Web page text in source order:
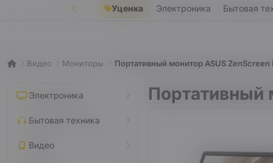
Уценка Электроника Бытовая
Видео Мониторы Портативный монитор ASUS ZenScreen
Электроника
Бытовая техника
Видео
Портативный